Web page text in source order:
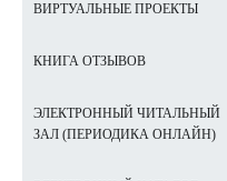
ВИРТУАЛЬНЫЕ ПРОЕКТЫ
КНИГА ОТЗЫВОВ
ЭЛЕКТРОННЫЙ ЧИТАЛЬНЫЙ
ЗАЛ (ПЕРИОДИКА ОНЛАЙН)